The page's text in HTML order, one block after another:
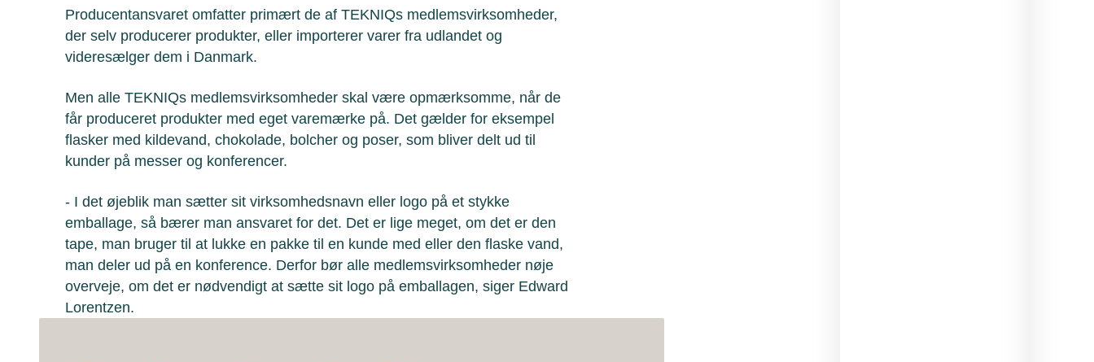
Producentansvaret omfatter primært de af TEKNIQs medlemsvirksomheder,
der selv producerer produkter, eller importerer varer fra udlandet og
videresælger dem i Danmark.
Men alle TEKNIQs medlemsvirksomheder skal være opmærksomme, når de
får produceret produkter med eget varemærke på. Det gælder for eksempel
flasker med kildevand, chokolade, bolcher og poser, som bliver delt ud til
kunder på messer og konferencer.
- I det øjeblik man sætter sit virksomhedsnavn eller logo på et stykke
emballage, så bærer man ansvaret for det. Det er lige meget, om det er den
tape, man bruger til at lukke en pakke til en kunde med eller den flaske vand,
man deler ud på en konference. Derfor bør alle medlemsvirksomheder nøje
overveje, om det er nødvendigt at sætte sit logo på emballagen, siger Edward
Lorentzen.